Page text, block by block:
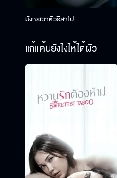
มังกรเอาตัวริสาไป
แก้แค้นยังไงให้ได้ผัว